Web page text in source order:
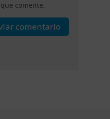
comente.
comentario